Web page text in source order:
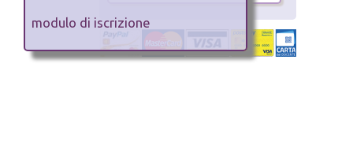
modulo di iscrizione